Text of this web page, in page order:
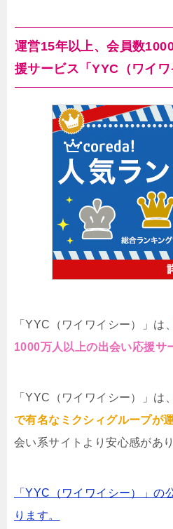
運営15年以上、会員数
援サービス「YYC（ワイワ
「YYC（ワイワイシー）」は、
1000万人以上の出会い応援サ
「YYC（ワイワイシー）」は、
で有名なミクシィグループが
会い系サイトより安心感があり
「YYC（ワイワイシー）」の
ります。